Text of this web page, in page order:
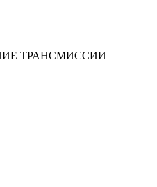
ТРАНСМИССИИ